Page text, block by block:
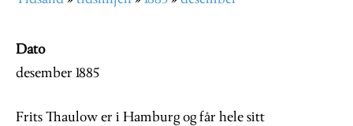
Navigasjonssti
Dato
desember 1885
Frits Thaulow er i Hamburg og får hele sitt